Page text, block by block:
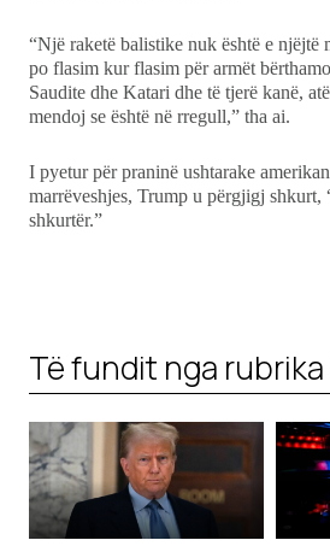
“Një raketë balistike nuk është e njëjtë
po flasim kur flasim për armët
Saudite dhe Katari dhe të tjerë kanë,
mendoj se është në rregull,” tha ai.
I pyetur për praninë ushtarake
marrëveshjes, Trump u përgjigj shkurt,
shkurtër.”
Të fundit nga rubrika